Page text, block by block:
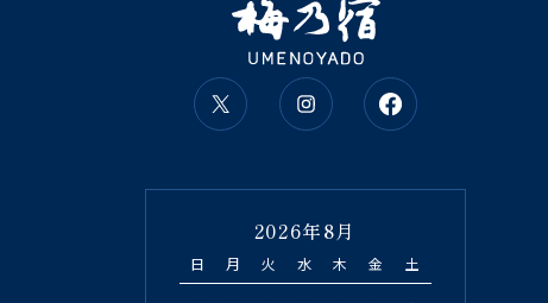
2026年8月
日 月 火 水 木 金 土